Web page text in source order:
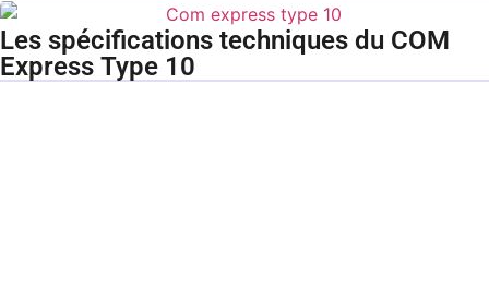
Les spécifications techniques du COM
Express Type 10